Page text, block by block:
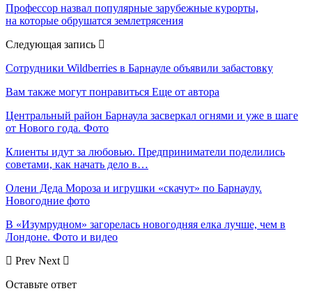
Профессор назвал популярные зарубежные курорты,
на которые обрушатся землетрясения
Следующая запись
Сотрудники Wildberries в Барнауле объявили забастовку
Вам также могут понравиться Еще от автора
Центральный район Барнаула засверкал огнями и уже в шаге
от Нового года. Фото
Клиенты идут за любовью. Предприниматели поделились
советами, как начать дело в…
Олени Деда Мороза и игрушки «скачут» по Барнаулу.
Новогодние фото
В «Изумрудном» загорелась новогодняя елка лучше, чем в
Лондоне. Фото и видео
Prev Next
Оставьте ответ